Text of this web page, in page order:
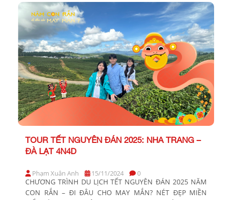
2025 KHÁCH HÀNG GIÁ […]
TOUR TẾT NGUYÊN ĐÁN 2025: NHA TRANG –
ĐÀ LẠT 4N4D
Phạm Xuân Anh 15/11/2024 0
CHƯƠNG TRÌNH DU LỊCH TẾT NGUYÊN ĐÁN 2025 NĂM
CON RẮN – ĐI ĐÂU CHO MAY MẮN? NÉT ĐẸP MIỀN